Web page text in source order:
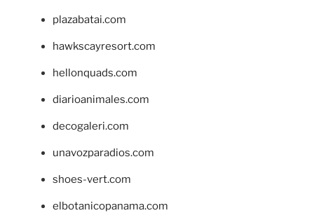
plazabatai.com
hawkscayresort.com
hellonquads.com
diarioanimales.com
decogaleri.com
unavozparadios.com
shoes-vert.com
elbotanicopanama.com